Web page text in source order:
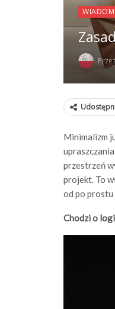
Minimalizm
przestrzeń
projekt. To
od po
Chodzi o